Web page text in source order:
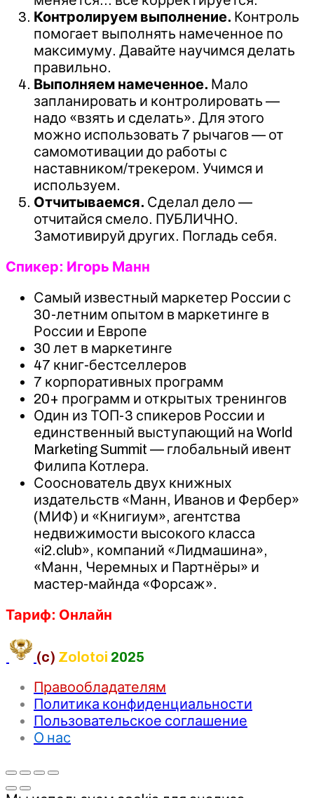
Контролируем выполнение. Контроль
помогает выполнять намеченное по
максимуму. Давайте научимся делать
правильно.
Выполняем намеченное. Мало
запланировать и контролировать —
надо «взять и сделать». Для этого
можно использовать 7 рычагов — от
самомотивации до работы с
наставником/трекером. Учимся и
используем.
Отчитываемся. Сделал дело —
отчитайся смело. ПУБЛИЧНО.
Замотивируй других. Погладь себя.
Спикер: Игорь Манн
Самый известный маркетер России с
30-летним опытом в маркетинге в
России и Европе
30 лет в маркетинге
47 книг-бестселлеров
7 корпоративных программ
20+ программ и открытых тренингов
Один из ТОП-3 спикеров России и
единственный выступающий на World
Marketing Summit — глобальный ивент
Филипа Котлера.
Сооснователь двух книжных
издательств «Манн, Иванов и Фербер»
(МИФ) и «Книгиум», агентства
недвижимости высокого класса
«i2.club», компаний «Лидмашина»,
«Манн, Черемных и Партнёры» и
мастер-майнда «Форсаж».
Тариф: Онлайн
(c) Zolotoi 2025
Правообладателям
Политика конфиденциальности
Пользовательское соглашение
О нас